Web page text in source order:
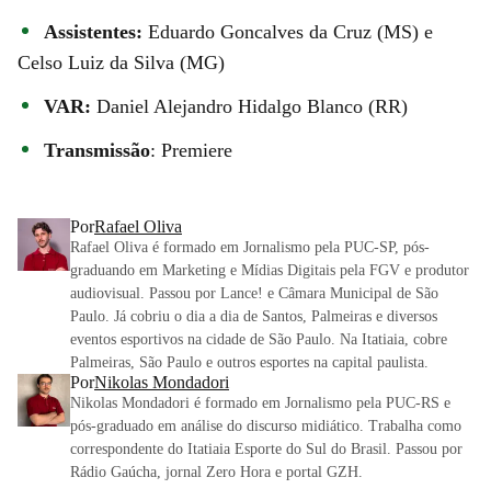
Assistentes: Eduardo Goncalves da Cruz (MS) e
Celso Luiz da Silva (MG)
VAR: Daniel Alejandro Hidalgo Blanco (RR)
Transmissão: Premiere
PorRafael Oliva
Rafael Oliva é formado em Jornalismo pela PUC-SP, pós-
graduando em Marketing e Mídias Digitais pela FGV e produtor
audiovisual. Passou por Lance! e Câmara Municipal de São
Paulo. Já cobriu o dia a dia de Santos, Palmeiras e diversos
eventos esportivos na cidade de São Paulo. Na Itatiaia, cobre
Palmeiras, São Paulo e outros esportes na capital paulista.
PorNikolas Mondadori
Nikolas Mondadori é formado em Jornalismo pela PUC-RS e
pós-graduado em análise do discurso midiático. Trabalha como
correspondente do Itatiaia Esporte do Sul do Brasil. Passou por
Rádio Gaúcha, jornal Zero Hora e portal GZH.